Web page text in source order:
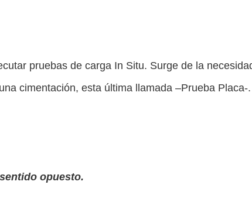
pruebas de carga In Situ. Surge de la
cimentación, esta última llamada –Prueba Placa-
opuesto.